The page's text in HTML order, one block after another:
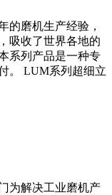
的磨机生产经验，
吸收了世界各地的
系列产品是一种专
。 LUM系列超细立
为解决工业磨机产